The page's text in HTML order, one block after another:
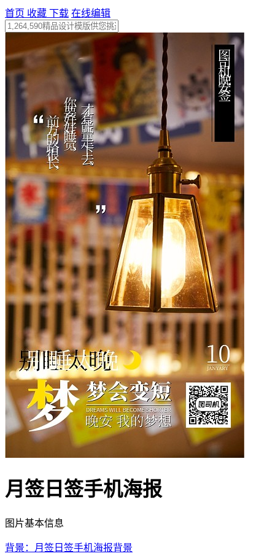
首页 收藏 下载 在线编辑
月签日签手机海报
图片基本信息
背景：月签日签手机海报背景